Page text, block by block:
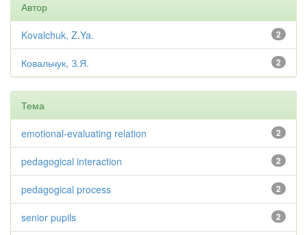
Автор
2
Kovalchuk, Z.Ya.
2
Ковальчук, З.Я.
Тема
2
emotional-evaluating relation
2
pedagogical interaction
2
pedagogical process
2
senior pupils